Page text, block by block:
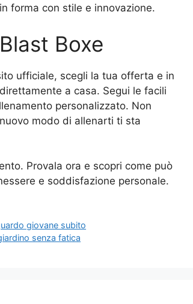
forma con stile e innovazione.
Boxe
ufficiale, scegli la tua offerta e in
a casa. Segui le facili
personalizzato. Non
modo di allenarti ti sta
Provala ora e scopri come può
e soddisfazione personale.
giovane subito
senza fatica